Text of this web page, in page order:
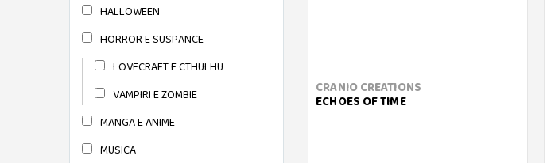
CRANIO CREATIONS
ECHOES OF TIME
FUN 2 GIVE
GAMES WORKSHOP
HALLOWEEN
HORROR E SUSPANCE
LOVECRAFT E CTHULHU
VAMPIRI E ZOMBIE
MANGA E ANIME
MUSICA